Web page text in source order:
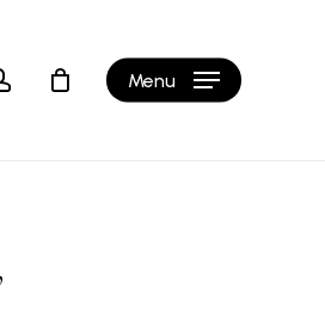
account Menu Cart